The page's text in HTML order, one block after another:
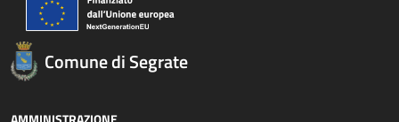
Comune di Segrate